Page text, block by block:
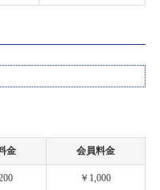
業時間変更のお知らせ
金 会員料金
￥1,000